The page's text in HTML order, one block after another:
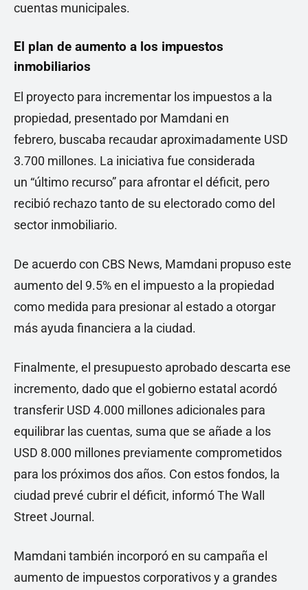
cuentas municipales.
El plan de aumento a los impuestos
inmobiliarios
El proyecto para incrementar los impuestos a la
propiedad, presentado por Mamdani en
febrero, buscaba recaudar aproximadamente USD
3.700 millones. La iniciativa fue considerada
un “último recurso” para afrontar el déficit, pero
recibió rechazo tanto de su electorado como del
sector inmobiliario.
De acuerdo con CBS News, Mamdani propuso este
aumento del 9.5% en el impuesto a la propiedad
como medida para presionar al estado a otorgar
más ayuda financiera a la ciudad.
Finalmente, el presupuesto aprobado descarta ese
incremento, dado que el gobierno estatal acordó
transferir USD 4.000 millones adicionales para
equilibrar las cuentas, suma que se añade a los
USD 8.000 millones previamente comprometidos
para los próximos dos años. Con estos fondos, la
ciudad prevé cubrir el déficit, informó The Wall
Street Journal.
Mamdani también incorporó en su campaña el
aumento de impuestos corporativos y a grandes